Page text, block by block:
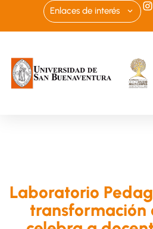
Enlaces de interés
Laboratorio
transformación